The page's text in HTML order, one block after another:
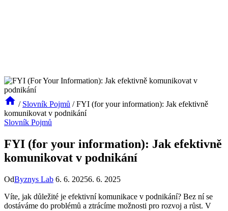
/ Slovník Pojmů / FYI (for your information): Jak efektivně
komunikovat v podnikání
Slovník Pojmů
FYI (for your information): Jak efektivně
komunikovat v podnikání
OdByznys Lab 6. 6. 20256. 6. 2025
Víte, jak důležité je efektivní komunikace v podnikání? Bez ní se
dostáváme do problémů a ztrácíme možnosti pro rozvoj a růst. V